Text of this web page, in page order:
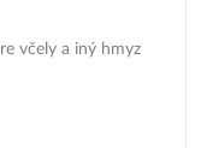
včely a iný hmyz